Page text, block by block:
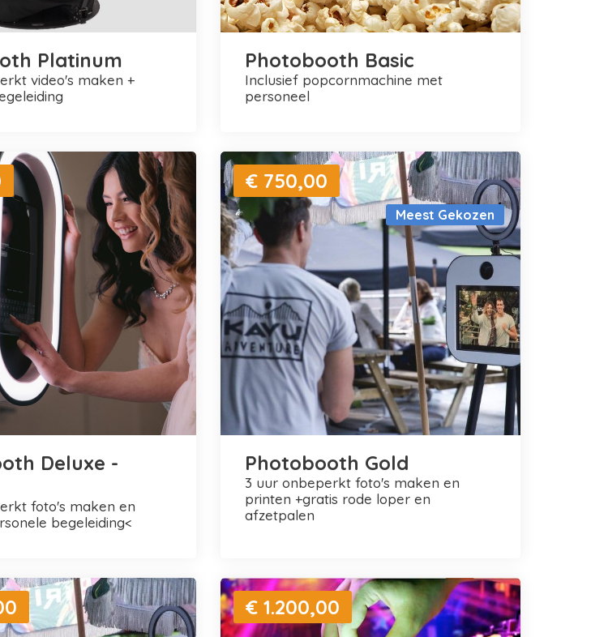
Platinum Photobooth Basic
inclusief popcornmachine met
personeel
Deluxe -
begeleiding<
Meest Gekozen
€ 750,00
Photobooth Gold
3 uur onbeperkt foto's maken en
printen +gratis rode loper en
afzetpalen
€ 1.200,00